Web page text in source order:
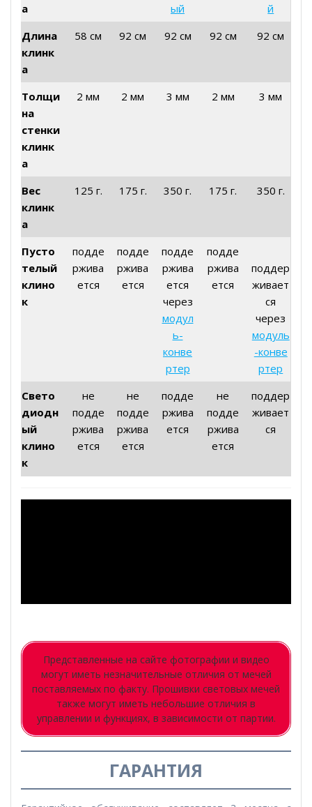
а
ый
й
Длина
клинк
а
58 см 92 см 92 см 92 см 92 см
Толщи
на
стенки
клинк
а
2 мм 2 мм 3 мм 2 мм 3 мм
Вес
клинк
а
125 г. 175 г. 350 г. 175 г. 350 г.
Пусто
телый
клино
к
подде
ржива
ется
подде
ржива
ется
подде
ржива
ется
через
модул
ь-
конве
ртер
подде
ржива
ется
поддер
живает
ся
через
модуль
-конве
ртер
Свето
диодн
ый
клино
к
не
подде
ржива
ется
не
подде
ржива
ется
подде
ржива
ется
не
подде
ржива
ется
поддер
живает
ся
Представленные на сайте фотографии и видео
могут иметь незначительные отличия от мечей
поставляемых по факту. Прошивки световых мечей
также могут иметь небольшие отличия в
управлении и функциях, в зависимости от партии.
ГАРАНТИЯ